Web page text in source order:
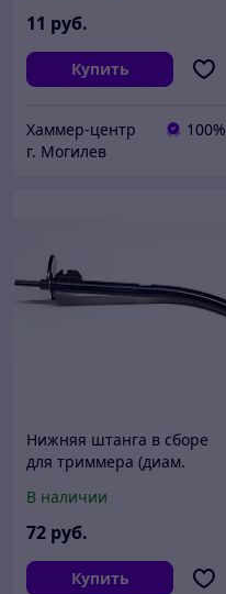
11 руб.
Купить
Хаммер-центр
100%
г. Могилев
Нижняя штанга в сборе
для триммера (диам.
В наличии
72 руб.
Купить